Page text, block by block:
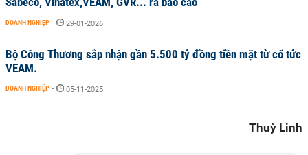
DOANH NGHIỆP - 29-01-2026
Bộ Công Thương sắp nhận gần 5.500 tỷ đồng tiền mặt từ cổ tức
VEAM.
DOANH NGHIỆP - 05-11-2025
Thuỳ Linh